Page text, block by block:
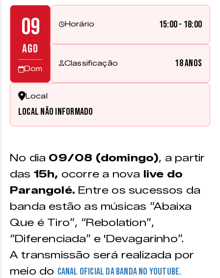
09
AGO
Dom
Horário 15:00 - 18:00
Classificação 18 anos
Local
Local não informado
No dia 09/08 (domingo), a partir
das 15h, ocorre a nova live do
Parangolé. Entre os sucessos da
banda estão as músicas “Abaixa
Que é Tiro”, “Rebolation”,
“Diferenciada” e 'Devagarinho”.
A transmissão será realizada por
meio do canal oficial da banda no Youtube.